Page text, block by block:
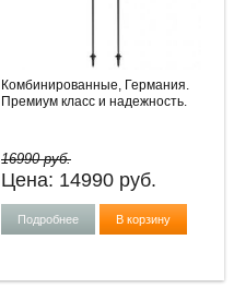
Комбинированные, Германия.
Премиум класс и надежность.
16990 руб.
Цена: 14990 руб.
Подробнее В корзину